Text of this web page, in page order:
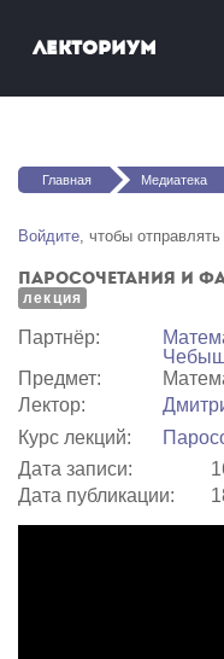
Лекториум
Вы здесь
Главная Медиатека
Войдите, чтобы
Паросочетания и
лекция
Партнёр:
Предмет:
Лектор:
Курс лекций:
Дата записи:
Дата публикации: